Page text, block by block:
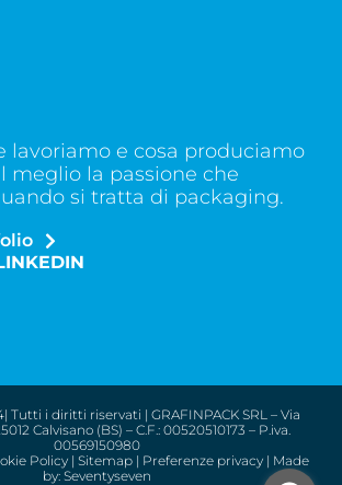
lavoriamo e cosa produciamo
meglio la passione che
si tratta di packaging.
Tutti i diritti riservati | GRAFINPACK SRL – Via
Calvisano (BS) – C.F.: 00520510173 – P.iva.
00569150980
Policy| Sitemap| Preferenze privacy| Made
by: Seventyseven